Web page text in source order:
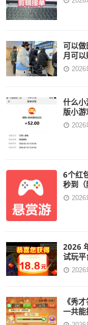
可以
月可以
2026
什么
版小
2026
6个红
秒到（
2026
2026
试玩
2026
《秀
一共能